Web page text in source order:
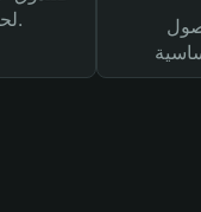
لحماية أصولك ومعاملاتك.